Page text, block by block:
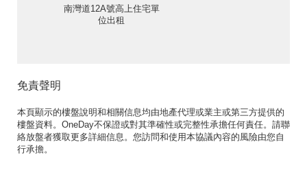
南灣道12A號高上住宅單
位出租
免責聲明
本頁顯示的樓盤說明和相關信息均由地產代理或業主或第三方提供的
樓盤資料。OneDay不保證或對其準確性或完整性承擔任何責任。請聯
絡放盤者獲取更多詳細信息。您訪問和使用本協議內容的風險由您自
行承擔。